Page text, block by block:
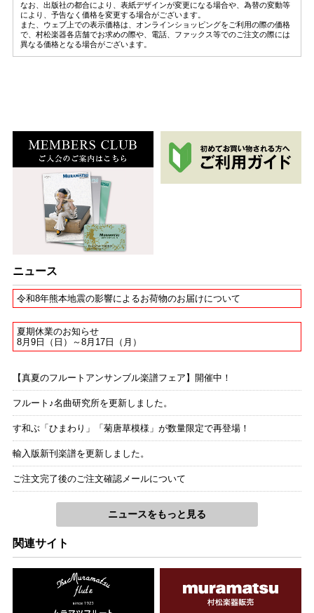
なお、出版社の都合により、表紙デザインが変更になる場合や、為替の変動等
により、予告なく価格を変更する場合がございます。
また、ウェブ上での表示価格は、オンラインショッピングをご利用の際の価格
で、村松楽器各店舗でお求めの際や、電話、ファックス等でのご注文の際には
異なる価格となる場合がございます。
ニュース
令和8年熊本地震の影響によるお荷物のお届けについて
夏期休業のお知らせ
8月9日（日）～8月17日（月）
【真夏のフルートアンサンブル楽譜フェア】開催中！
フルート♪名曲研究所を更新しました。
す和ぶ「ひまわり」「菊唐草模様」が数量限定で再登場！
輸入版新刊楽譜を更新しました。
ご注文完了後のご注文確認メールについて
ニュースをもっと見る
関連サイト